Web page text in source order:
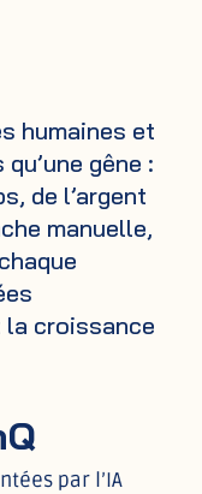
humaines et
gêne :
de l’argent
manuelle,
la croissance
par l’IA